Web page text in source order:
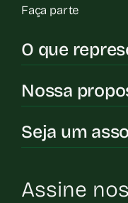
Faça parte
O que
Nossa
Seja um
Assine